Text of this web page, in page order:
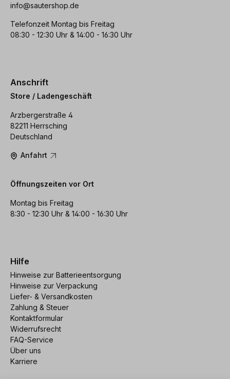
info@sautershop.de
Telefonzeit Montag bis Freitag
08:30 - 12:30 Uhr & 14:00 - 16:30 Uhr
Anschrift
Store / Ladengeschäft
Arzbergerstraße 4
82211 Herrsching
Deutschland
Anfahrt
Öffnungszeiten vor Ort
Montag bis Freitag
8:30 - 12:30 Uhr & 14:00 - 16:30 Uhr
Hilfe
Hinweise zur Batterieentsorgung
Hinweise zur Verpackung
Liefer- & Versandkosten
Zahlung & Steuer
Kontaktformular
Widerrufsrecht
FAQ-Service
Über uns
Karriere